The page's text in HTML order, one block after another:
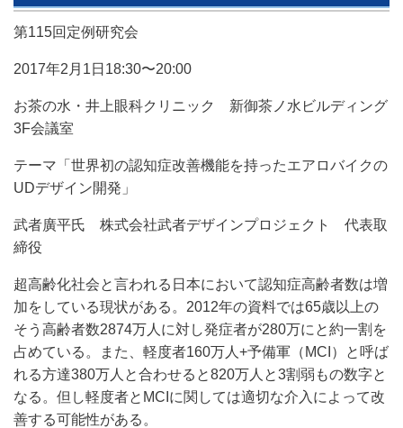
第115回定例研究会
2017年2月1日18:30〜20:00
お茶の水・井上眼科クリニック 新御茶ノ水ビルディング
3F会議室
テーマ「世界初の認知症改善機能を持ったエアロバイクの
UDデザイン開発」
武者廣平氏 株式会社武者デザインプロジェクト 代表取
締役
超高齢化社会と言われる日本において認知症高齢者数は増
加をしている現状がある。2012年の資料では65歳以上の
そう高齢者数2874万人に対し発症者が280万にと約一割を
占めている。また、軽度者160万人+予備軍（MCI）と呼ば
れる方達380万人と合わせると820万人と3割弱もの数字と
なる。但し軽度者とMCIに関しては適切な介入によって改
善する可能性がある。